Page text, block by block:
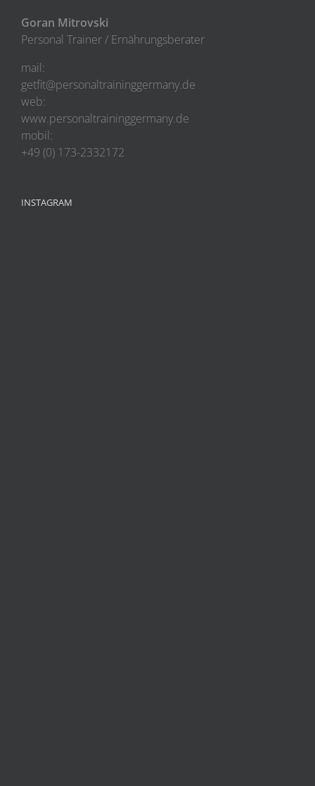
Goran Mitrovski
Personal Trainer / Ernährungsberater
mail:
getfit@personaltraininggermany.de
web:
www.personaltraininggermany.de
mobil:
+49 (0) 173-2332172
INSTAGRAM